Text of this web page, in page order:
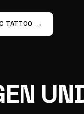
TATTOO →